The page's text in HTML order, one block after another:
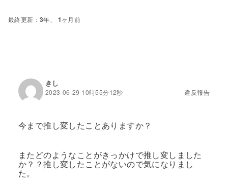
3年、 1ヶ月前
きし
2023-06-29 10時55分12秒 違反報告
今まで推し変したことありますか？
またどのようなことがきっかけで推し変しました
か？？推し変したことがないので気になりまし
た。